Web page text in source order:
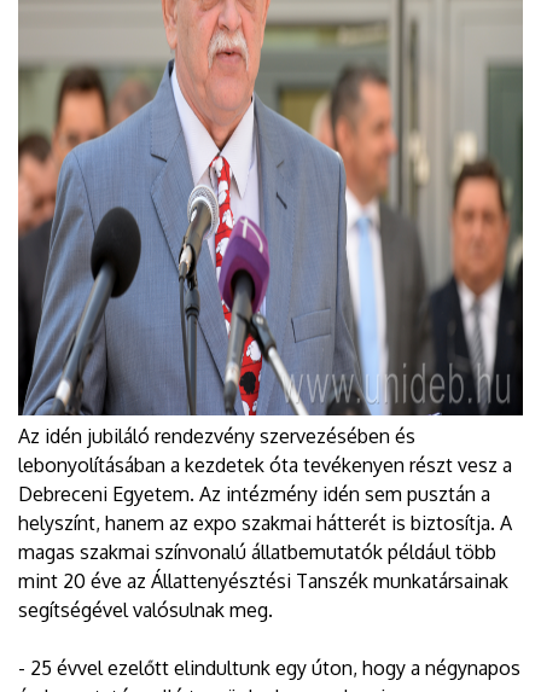
Az idén jubiláló rendezvény szervezésében és
lebonyolításában a kezdetek óta tevékenyen részt vesz a
Debreceni Egyetem. Az intézmény idén sem pusztán a
helyszínt, hanem az expo szakmai hátterét is biztosítja. A
magas szakmai színvonalú állatbemutatók például több
mint 20 éve az Állattenyésztési Tanszék munkatársainak
segítségével valósulnak meg.
- 25 évvel ezelőtt elindultunk egy úton, hogy a négynapos